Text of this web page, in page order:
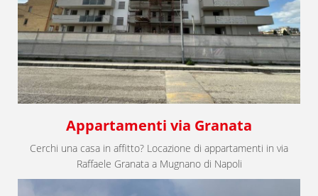
Appartamenti via Granata
Cerchi una casa in affitto? Locazione di appartamenti in via
Raffaele Granata a Mugnano di Napoli